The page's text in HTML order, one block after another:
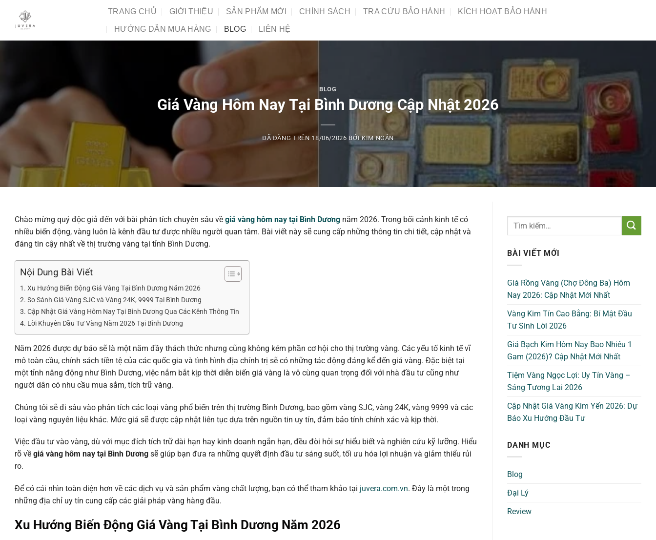
dung
TRANG CHỦ GIỚI THIỆU SẢN PHẨM MỚI CHÍNH SÁCH TRA CỨU BẢO HÀNH KÍCH HOẠT BẢO HÀNH
HƯỚNG DẪN MUA HÀNG BLOG LIÊN HỆ
BLOG
Giá Vàng Hôm Nay Tại Bình Dương Cập Nhật 2026
ĐÃ ĐĂNG TRÊN 18/06/2026 BỞIKIM NGÂN
Chào mừng quý độc giả đến với bài phân tích chuyên sâu về giá vàng hôm nay tại Bình Dương năm 2026. Trong bối cảnh kinh tế có
nhiều biến động, vàng luôn là kênh đầu tư được nhiều người quan tâm. Bài viết này sẽ cung cấp những thông tin chi tiết, cập nhật và
đáng tin cậy nhất về thị trường vàng tại tỉnh Bình Dương.
Nội Dung Bài Viết
Xu Hướng Biến Động Giá Vàng Tại Bình Dương Năm 2026
So Sánh Giá Vàng SJC và Vàng 24K, 9999 Tại Bình Dương
Cập Nhật Giá Vàng Hôm Nay Tại Bình Dương Qua Các Kênh Thông Tin
Lời Khuyên Đầu Tư Vàng Năm 2026 Tại Bình Dương
Năm 2026 được dự báo sẽ là một năm đầy thách thức nhưng cũng không kém phần cơ hội cho thị trường vàng. Các yếu tố kinh tế vĩ
mô toàn cầu, chính sách tiền tệ của các quốc gia và tình hình địa chính trị sẽ có những tác động đáng kể đến giá vàng. Đặc biệt tại
một tỉnh năng động như Bình Dương, việc nắm bắt kịp thời diễn biến giá vàng là vô cùng quan trọng đối với nhà đầu tư cũng như
người dân có nhu cầu mua sắm, tích trữ vàng.
Chúng tôi sẽ đi sâu vào phân tích các loại vàng phổ biến trên thị trường Bình Dương, bao gồm vàng SJC, vàng 24K, vàng 9999 và các
loại vàng nguyên liệu khác. Mức giá sẽ được cập nhật liên tục dựa trên nguồn tin uy tín, đảm bảo tính chính xác và kịp thời.
Việc đầu tư vào vàng, dù với mục đích tích trữ dài hạn hay kinh doanh ngắn hạn, đều đòi hỏi sự hiểu biết và nghiên cứu kỹ lưỡng. Hiểu
rõ về giá vàng hôm nay tại Bình Dương sẽ giúp bạn đưa ra những quyết định đầu tư sáng suốt, tối ưu hóa lợi nhuận và giảm thiểu rủi
ro.
Để có cái nhìn toàn diện hơn về các dịch vụ và sản phẩm vàng chất lượng, bạn có thể tham khảo tại juvera.com.vn. Đây là một trong
những địa chỉ uy tín cung cấp các giải pháp vàng hàng đầu.
Xu Hướng Biến Động Giá Vàng Tại Bình Dương Năm 2026
BÀI VIẾT MỚI
Giá Rồng Vàng (Chợ Đông Ba) Hôm
Nay 2026: Cập Nhật Mới Nhất
Vàng Kim Tín Cao Bằng: Bí Mật Đầu
Tư Sinh Lời 2026
Giá Bạch Kim Hôm Nay Bao Nhiêu 1
Gam (2026)? Cập Nhật Mới Nhất
Tiệm Vàng Ngọc Lợi: Uy Tín Vàng –
Sáng Tương Lai 2026
Cập Nhật Giá Vàng Kim Yến 2026: Dự
Báo Xu Hướng Đầu Tư
DANH MỤC
Blog
Đại Lý
Review